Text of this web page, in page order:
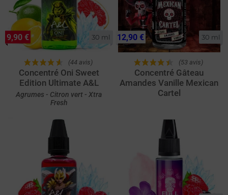
30 ml
(44 avis)
Concentré Oni Sweet
Edition Ultimate A&L
Agrumes - Citron vert - Xtra
Fresh
9,90 € 30 ml
(53 avis)
Concentré Gâteau
Amandes Vanille Mexican
Cartel
12,90 €